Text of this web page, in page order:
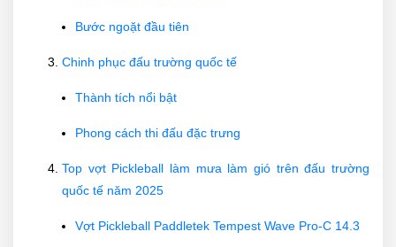
Bước ngoặt đầu tiên
Chinh phục đấu trường quốc tế
Thành tích nổi bật
Phong cách thi đấu đặc trưng
Top vợt Pickleball làm mưa làm gió trên đấu trường
quốc tế năm 2025
Vợt Pickleball Paddletek Tempest Wave Pro-C 14.3